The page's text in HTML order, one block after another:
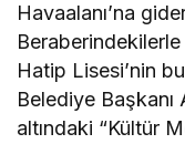
Havaalanı’na
Hatip Lisesi’nin
Belediye Başkanı
altındaki “Kültür